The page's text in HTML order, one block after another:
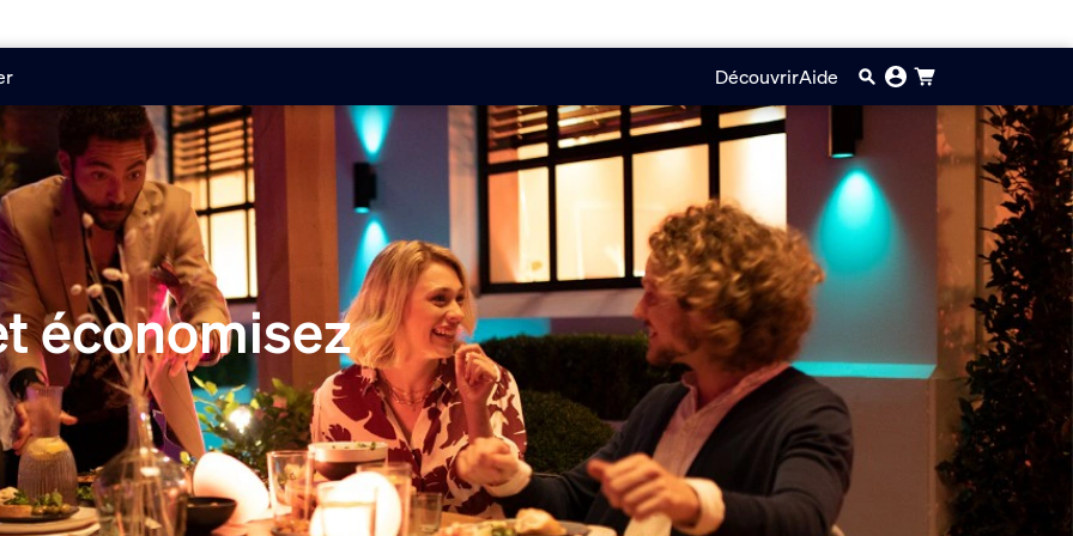
DécouvrirAide
économisez